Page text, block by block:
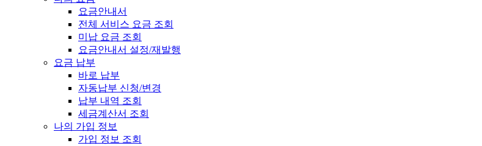
요금안내서
전체 서비스 요금 조회
미납 요금 조회
요금안내서 설정/재발행
요금 납부
바로 납부
자동납부 신청/변경
납부 내역 조회
세금계산서 조회
나의 가입 정보
가입 정보 조회